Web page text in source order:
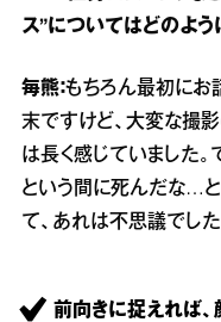
ス”についてはどのよう
毎熊：もちろん最初にお
末ですけど、大変な撮
は長く感じていました。
という間に死んだな…と
て、あれは不思議でした
前向きに捉えれば、